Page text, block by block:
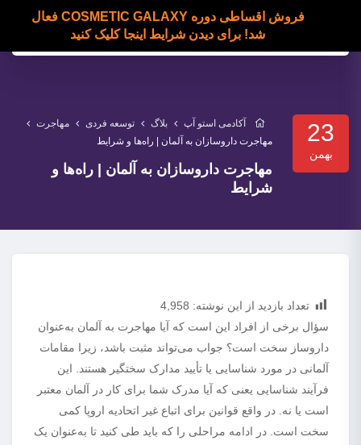
23
بهمن
آکادمی استو آپ بلاگ توسعه فردی
مهاجرت
مهاجرت داروسازان به آلمان | راه‌ها و شرایط
مهاجرت داروسازان به آلمان | راه‌ها و
شرایط
تعداد بازدید از این نوشته: 4,958
سؤال برخی از افراد این است که آیا مهاجرت به آلمان به‌عنوان
داروساز سخت است؟ جواب می‌تواند مثبت باشد، زیرا مقامات
آلمانی در مورد شناسایی یا تأیید مدارک سختگیر هستند. این
فرآیند شناسایی یعنی که آیا مدرک شما برای کار در آلمان معتبر
است یا نه. در واقع قوانین برای اتباع غیر اتحادیه اروپا کمی
سخت است. در ادامه مراحلی را که باید طی کنید تا به‌عنوان یک
فروش اقساطی دوره COSMETIC GALAXY فعال
شد! برای دیدن شرایط اینجا کلیک کنید